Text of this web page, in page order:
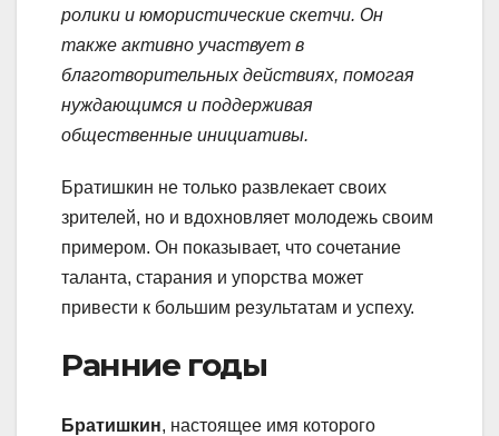
ролики и юмористические скетчи. Он
также активно участвует в
благотворительных действиях, помогая
нуждающимся и поддерживая
общественные инициативы.
Братишкин не только развлекает своих
зрителей, но и вдохновляет молодежь своим
примером. Он показывает, что сочетание
таланта, старания и упорства может
привести к большим результатам и успеху.
Ранние годы
Братишкин, настоящее имя которого